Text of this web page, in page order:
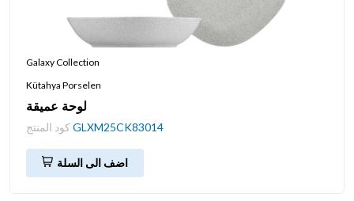
Galaxy Collection
Kütahya Porselen
لوحة عميقة
GLXM25CK83014
اضف الى السلة